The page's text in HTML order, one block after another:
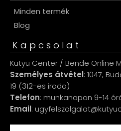
Minden termék
Blog
Kapcsolat
Kütyü Center / Bende Online
Személyes átvétel: 1047,
19 (312-es iroda)
Telefon: munkanapon 9-14
Email: